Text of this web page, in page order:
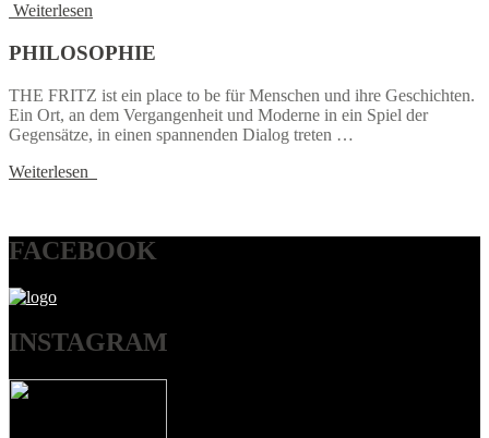
Weiterlesen
PHILOSOPHIE
THE FRITZ ist ein place to be für Menschen und ihre Geschichten.
Ein Ort, an dem Vergangenheit und Moderne in ein Spiel der
Gegensätze, in einen spannenden Dialog treten …
Weiterlesen
FACEBOOK
INSTAGRAM